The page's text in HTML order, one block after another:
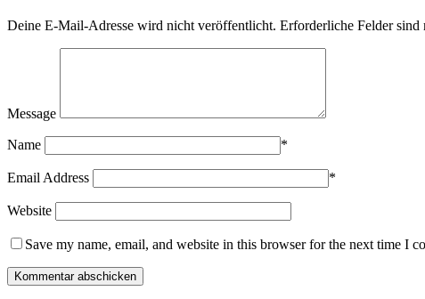
Deine E-Mail-Adresse wird nicht veröffentlicht. Erforderliche Felder sind
Message
Name *
Email Address *
Website
Save my name, email, and website in this browser for the next time I